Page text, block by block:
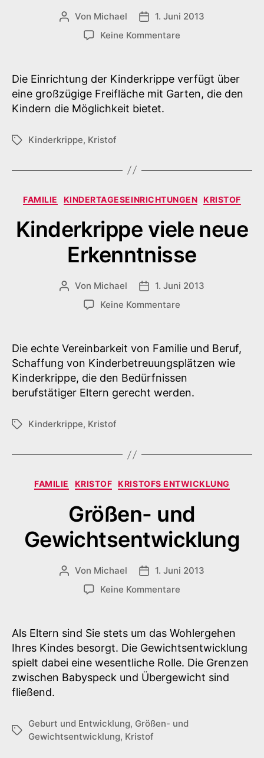
Beitragsautor
Von Michael Veröffentlichungsdatum
1. Juni 2013
Keine Kommentare
ersten
Schritte
Die Einrichtung der Kinderkrippe verfügt über
eine großzügige Freifläche mit Garten, die den
Kindern die Möglichkeit bietet.
Schlagwörter
Kinderkrippe, Kristof
Kategorien
FAMILIE KINDERTAGESEINRICHTUNGEN KRISTOF
Kinderkrippe viele neue
Erkenntnisse
Beitragsautor
Von Michael Veröffentlichungsdatum
1. Juni 2013
Keine Kommentare
neue
Erkenntnisse
Die echte Vereinbarkeit von Familie und Beruf,
Schaffung von Kinderbetreuungsplätzen wie
Kinderkrippe, die den Bedürfnissen
berufstätiger Eltern gerecht werden.
Schlagwörter
Kinderkrippe, Kristof
Kategorien
FAMILIE KRISTOF KRISTOFS ENTWICKLUNG
Größen- und
Gewichtsentwicklung
Beitragsautor
Von Michael Veröffentlichungsdatum
1. Juni 2013
Keine Kommentare
Als Eltern sind Sie stets um das Wohlergehen
Ihres Kindes besorgt. Die Gewichtsentwicklung
spielt dabei eine wesentliche Rolle. Die Grenzen
zwischen Babyspeck und Übergewicht sind
fließend.
Schlagwörter
Geburt und Entwicklung, Größen- und
Gewichtsentwicklung, Kristof